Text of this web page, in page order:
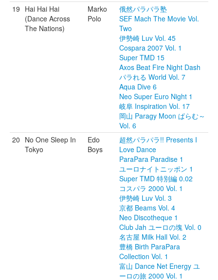
19 Hai Hai Hai
(Dance Across
The Nations)
Marko
Polo
俄然パラパラ塾
SEF Mach The Movie Vol.
Two
伊勢崎 Luv Vol. 45
Cospara 2007 Vol. 1
Super TMD 15
Axos Beat Fire Night Dash
パラれる World Vol. 7
Aqua Dive 6
Neo Super Euro Night 1
岐阜 Inspiration Vol. 17
岡山 Paragy Moon ぱらむ～
Vol. 6
20 No One Sleep In
Tokyo
Edo
Boys
超然パラパラ!! Presents I
Love Dance
ParaPara Paradise 1
ユーロナイトニッポン 1
Super TMD 特別編 0.02
コスパラ 2000 Vol. 1
伊勢崎 Luv Vol. 3
京都 Beams Vol. 4
Neo Discotheque 1
Club Jah ユーロの塊 Vol. 0
名古屋 Milk Hall Vol. 2
豊橋 Birth ParaPara
Collection Vol. 1
富山 Dance Net Energy ユ
ーロの旅 2000 Vol. 1